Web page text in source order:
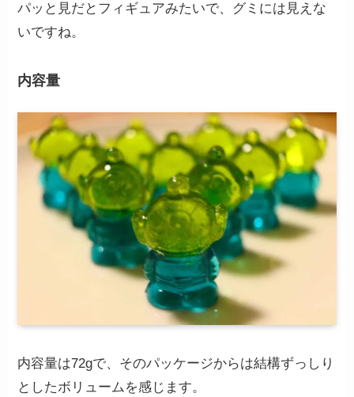
パッと見だとフィギュアみたいで、グミには見えな
いですね。
内容量
内容量は72gで、そのパッケージからは結構ずっしり
としたボリュームを感じます。